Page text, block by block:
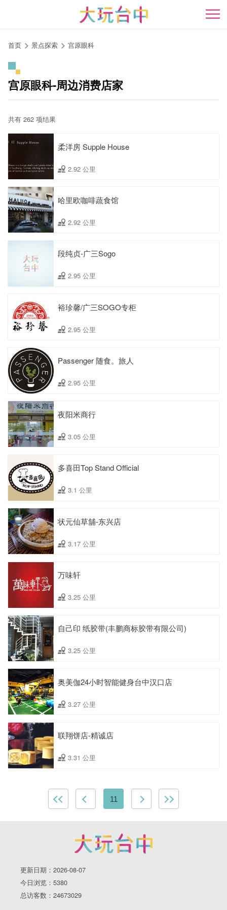
开
首页 景点探索 宫原眼科
宫原眼科-周边消费店家
共有 262 项结果
柔洋房 Supple House
2.92 公里
哈里欧咖啡蔬食馆
2.92 公里
段纯贞-广三Sogo
2.95 公里
裕珍馨/广三SOGO专柜
2.95 公里
Passenger 随食。旅人
2.95 公里
夜阳米商行
3.05 公里
多喜田Top Stand Official
3.1 公里
状元仙草舖-东兴店
3.17 公里
万味轩
3.25 公里
自己印 纸胶带(丰鹏商标胶带有限公司)
3.25 公里
奥美伽24小时智能健身台中汉口店
3.27 公里
联翔饼店-精诚店
3.31 公里
11
更新日期：2026-08-07
今日浏览：5380
总访客数：24673029